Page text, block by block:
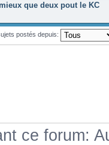
que deux pout le KC
postés depuis:
ce forum: